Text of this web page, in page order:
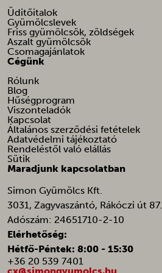
Üditőitalok
Gyümölcslevek
Friss gyümölcsök, zöldségek
Aszalt gyümölcsök
Csomagajánlatok
Cégünk
Rólunk
Blog
Hűségprogram
Viszonteladók
Kapcsolat
Általános szerződési fetételek
Adatvédelmi tájékoztató
Rendeléstől való elállás
Sütik
Maradjunk kapcsolatban
Simon Gyümölcs Kft.
3031, Zagyvaszántó, Rákóczi út 87.
Adószám: 24651710-2-10
Elérhetőség:
Hétfő-Péntek: 8:00 - 15:30
+36 20 539 7401
ttcsid
ttcsid_C8K7GITMP02EUPVMHU20
ttcsid_CD4324JC77U9UGLCUOG0
ucp_tabs
wz-customer-ip
wzcookie
X-SIG-HTTPS-Umbrella-SAML